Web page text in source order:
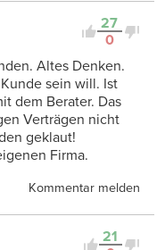
27
0
Altes Denken.
sein will. Ist
dem Berater. Das
Verträgen nicht
geklaut!
Firma.
Kommentar melden
21